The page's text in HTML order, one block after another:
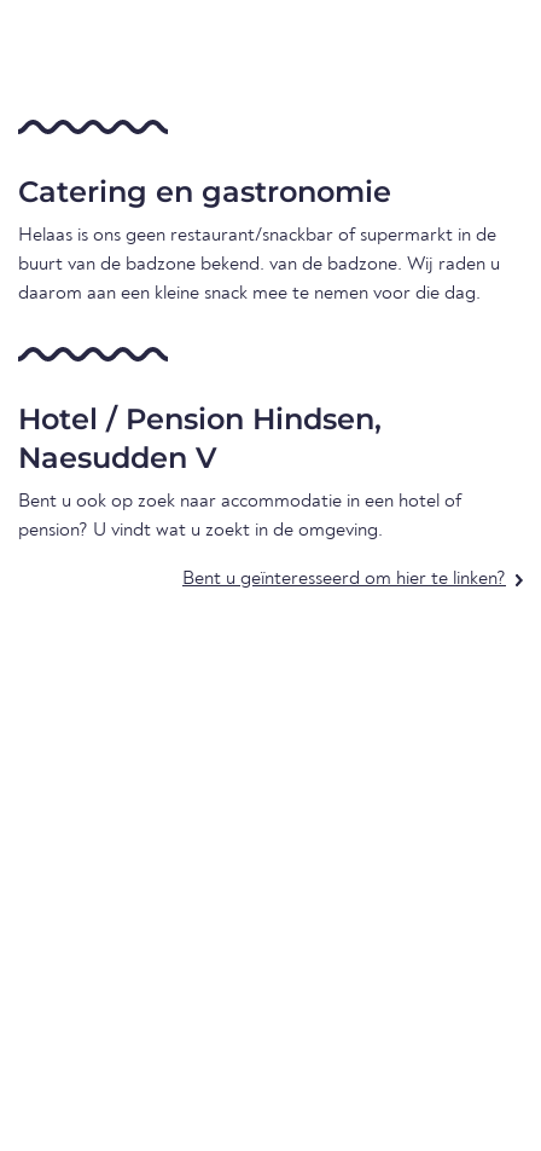
Catering en gastronomie
Helaas is ons geen restaurant/snackbar of supermarkt in de
buurt van de badzone bekend. van de badzone. Wij raden u
daarom aan een kleine snack mee te nemen voor die dag.
Hotel / Pension Hindsen,
Naesudden V
Bent u ook op zoek naar accommodatie in een hotel of
pension? U vindt wat u zoekt in de omgeving.
Bent u geïnteresseerd om hier te linken?